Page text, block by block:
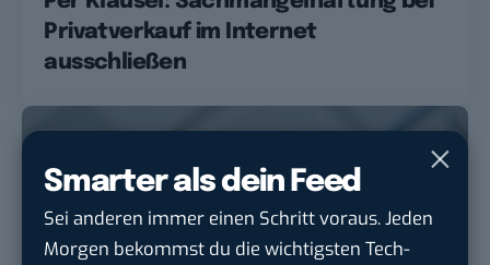
Smarter als dein Feed
Sei anderen immer einen Schritt voraus. Jeden
Morgen bekommst du die wichtigsten Tech-
Privatverkauf im Internet
ausschließen